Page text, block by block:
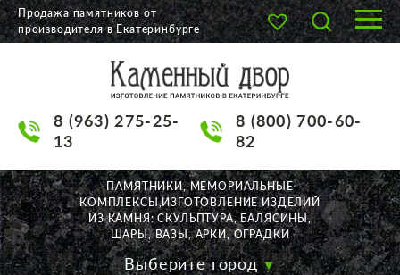
О КОМПАНИИ
НАШИ РАБОТЫ
АКЦИИ
ДОСТАВКА
КОНТАКТЫ
Продажа памятников от
производителя в Екатеринбурге
8 (963) 275-25-
13
8 (800) 700-60-
82
ПАМЯТНИКИ, МЕМОРИАЛЬНЫЕ
КОМПЛЕКСЫ,ИЗГОТОВЛЕНИЕ ИЗДЕЛИЙ
ИЗ КАМНЯ: СКУЛЬПТУРА, БАЛЯСИНЫ,
ШАРЫ, ВАЗЫ, АРКИ, ОГРАДКИ
Выберите город